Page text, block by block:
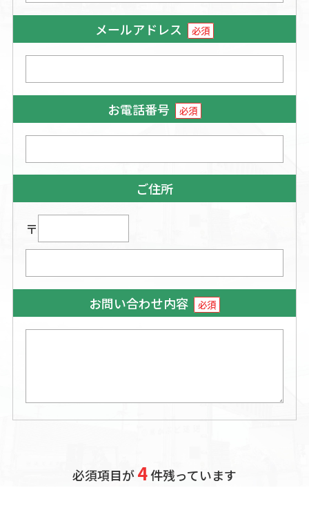
メールアドレス 必須
お電話番号 必須
ご住所
〒
お問い合わせ内容 必須
必須項目が4件残っています